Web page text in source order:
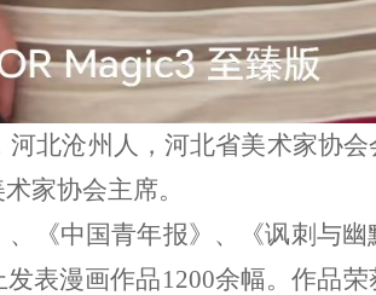
河北沧州人，河北省美术家协
家协会主席。
《中国青年报》、《讽刺与
表漫画作品1200余幅。作品